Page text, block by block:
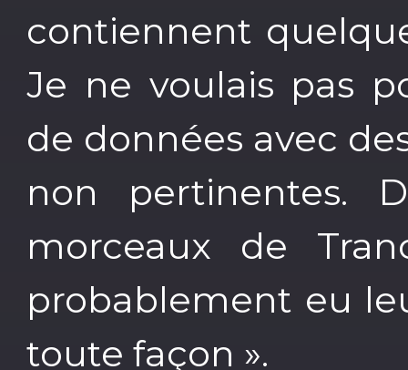
contiennent
Je ne voulais pas
de données avec
non pertinentes.
morceaux de
probablement eu
toute façon ».